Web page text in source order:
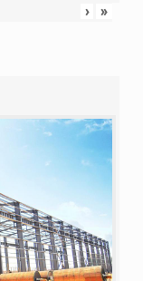
› »